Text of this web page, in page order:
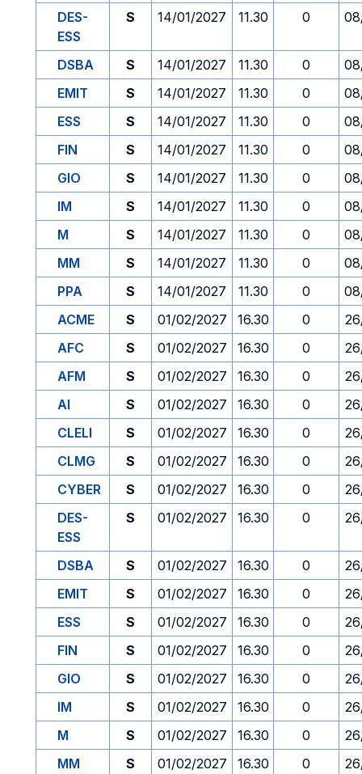
DES-
ESS
S 14/01/2027 11.30 0
DSBA S 14/01/2027 11.30 0
EMIT
S 14/01/2027 11.30 0
ESS
S 14/01/2027 11.30 0
FIN
S 14/01/2027 11.30 0
GIO
S 14/01/2027 11.30 0
IM
S 14/01/2027 11.30 0
M
S 14/01/2027 11.30 0
MM
S 14/01/2027 11.30 0
PPA
S 14/01/2027 11.30 0
ACME
S 01/02/2027 16.30 0
AFC
S 01/02/2027 16.30 0
AFM
S 01/02/2027 16.30 0
AI
S 01/02/2027 16.30 0
CLELI
S 01/02/2027 16.30 0
CLMG
S 01/02/2027 16.30 0
CYBER
S 01/02/2027 16.30 0
DES-
ESS
S 01/02/2027 16.30 0
DSBA S 01/02/2027 16.30 0
EMIT
S 01/02/2027 16.30 0
ESS
S 01/02/2027 16.30 0
FIN
S 01/02/2027 16.30 0
GIO
S 01/02/2027 16.30 0
IM
S 01/02/2027 16.30 0
M
S 01/02/2027 16.30 0
MM
S 01/02/2027 16.30 0